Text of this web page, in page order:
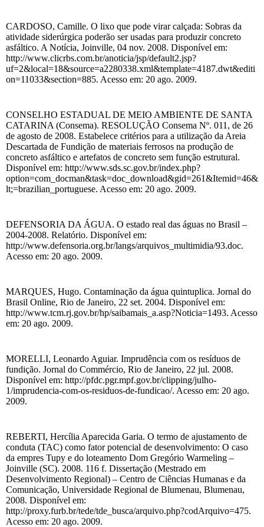
CARDOSO, Camille. O lixo que pode virar calçada: Sobras da
atividade siderúrgica poderão ser usadas para produzir concreto
asfáltico. A Notícia, Joinville, 04 nov. 2008. Disponível em:
http://www.clicrbs.com.br/anoticia/jsp/default2.jsp?
uf=2&local=18&source=a2280338.xml&template=4187.dwt&editi
on=11033&section=885. Acesso em: 20 ago. 2009.
CONSELHO ESTADUAL DE MEIO AMBIENTE DE SANTA
CATARINA (Consema). RESOLUÇÃO Consema Nº. 011, de 26
de agosto de 2008. Estabelece critérios para a utilização da Areia
Descartada de Fundição de materiais ferrosos na produção de
concreto asfáltico e artefatos de concreto sem função estrutural.
Disponível em: http://www.sds.sc.gov.br/index.php?
option=com_docman&task=doc_download&gid=261&Itemid=46&
lt;=brazilian_portuguese. Acesso em: 20 ago. 2009.
DEFENSORIA DA ÁGUA. O estado real das águas no Brasil –
2004-2008. Relatório. Disponível em:
http://www.defensoria.org.br/langs/arquivos_multimidia/93.doc.
Acesso em: 20 ago. 2009.
MARQUES, Hugo. Contaminação da água quintuplica. Jornal do
Brasil Online, Rio de Janeiro, 22 set. 2004. Disponível em:
http://www.tcm.rj.gov.br/hp/saibamais_a.asp?Noticia=1493. Acesso
em: 20 ago. 2009.
MORELLI, Leonardo Aguiar. Imprudência com os resíduos de
fundição. Jornal do Commércio, Rio de Janeiro, 22 jul. 2008.
Disponível em: http://pfdc.pgr.mpf.gov.br/clipping/julho-
1/imprudencia-com-os-residuos-de-fundicao/. Acesso em: 20 ago.
2009.
REBERTI, Hercília Aparecida Garia. O termo de ajustamento de
conduta (TAC) como fator potencial de desenvolvimento: O caso
da empres Tupy e do loteamento Dom Gregório Warmeling –
Joinville (SC). 2008. 116 f. Dissertação (Mestrado em
Desenvolvimento Regional) – Centro de Ciências Humanas e da
Comunicação, Universidade Regional de Blumenau, Blumenau,
2008. Disponível em:
http://proxy.furb.br/tede/tde_busca/arquivo.php?codArquivo=475.
Acesso em: 20 ago. 2009.